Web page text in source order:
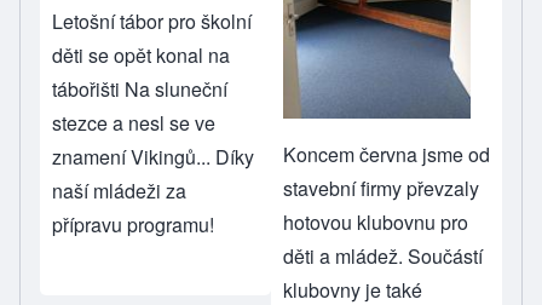
Letošní tábor pro školní
děti se opět konal na
tábořišti Na sluneční
stezce a nesl se ve
znamení Vikingů... Díky
naší mládeži za
přípravu programu!
Koncem června jsme od
stavební firmy převzaly
hotovou klubovnu pro
děti a mládež. Součástí
klubovny je také